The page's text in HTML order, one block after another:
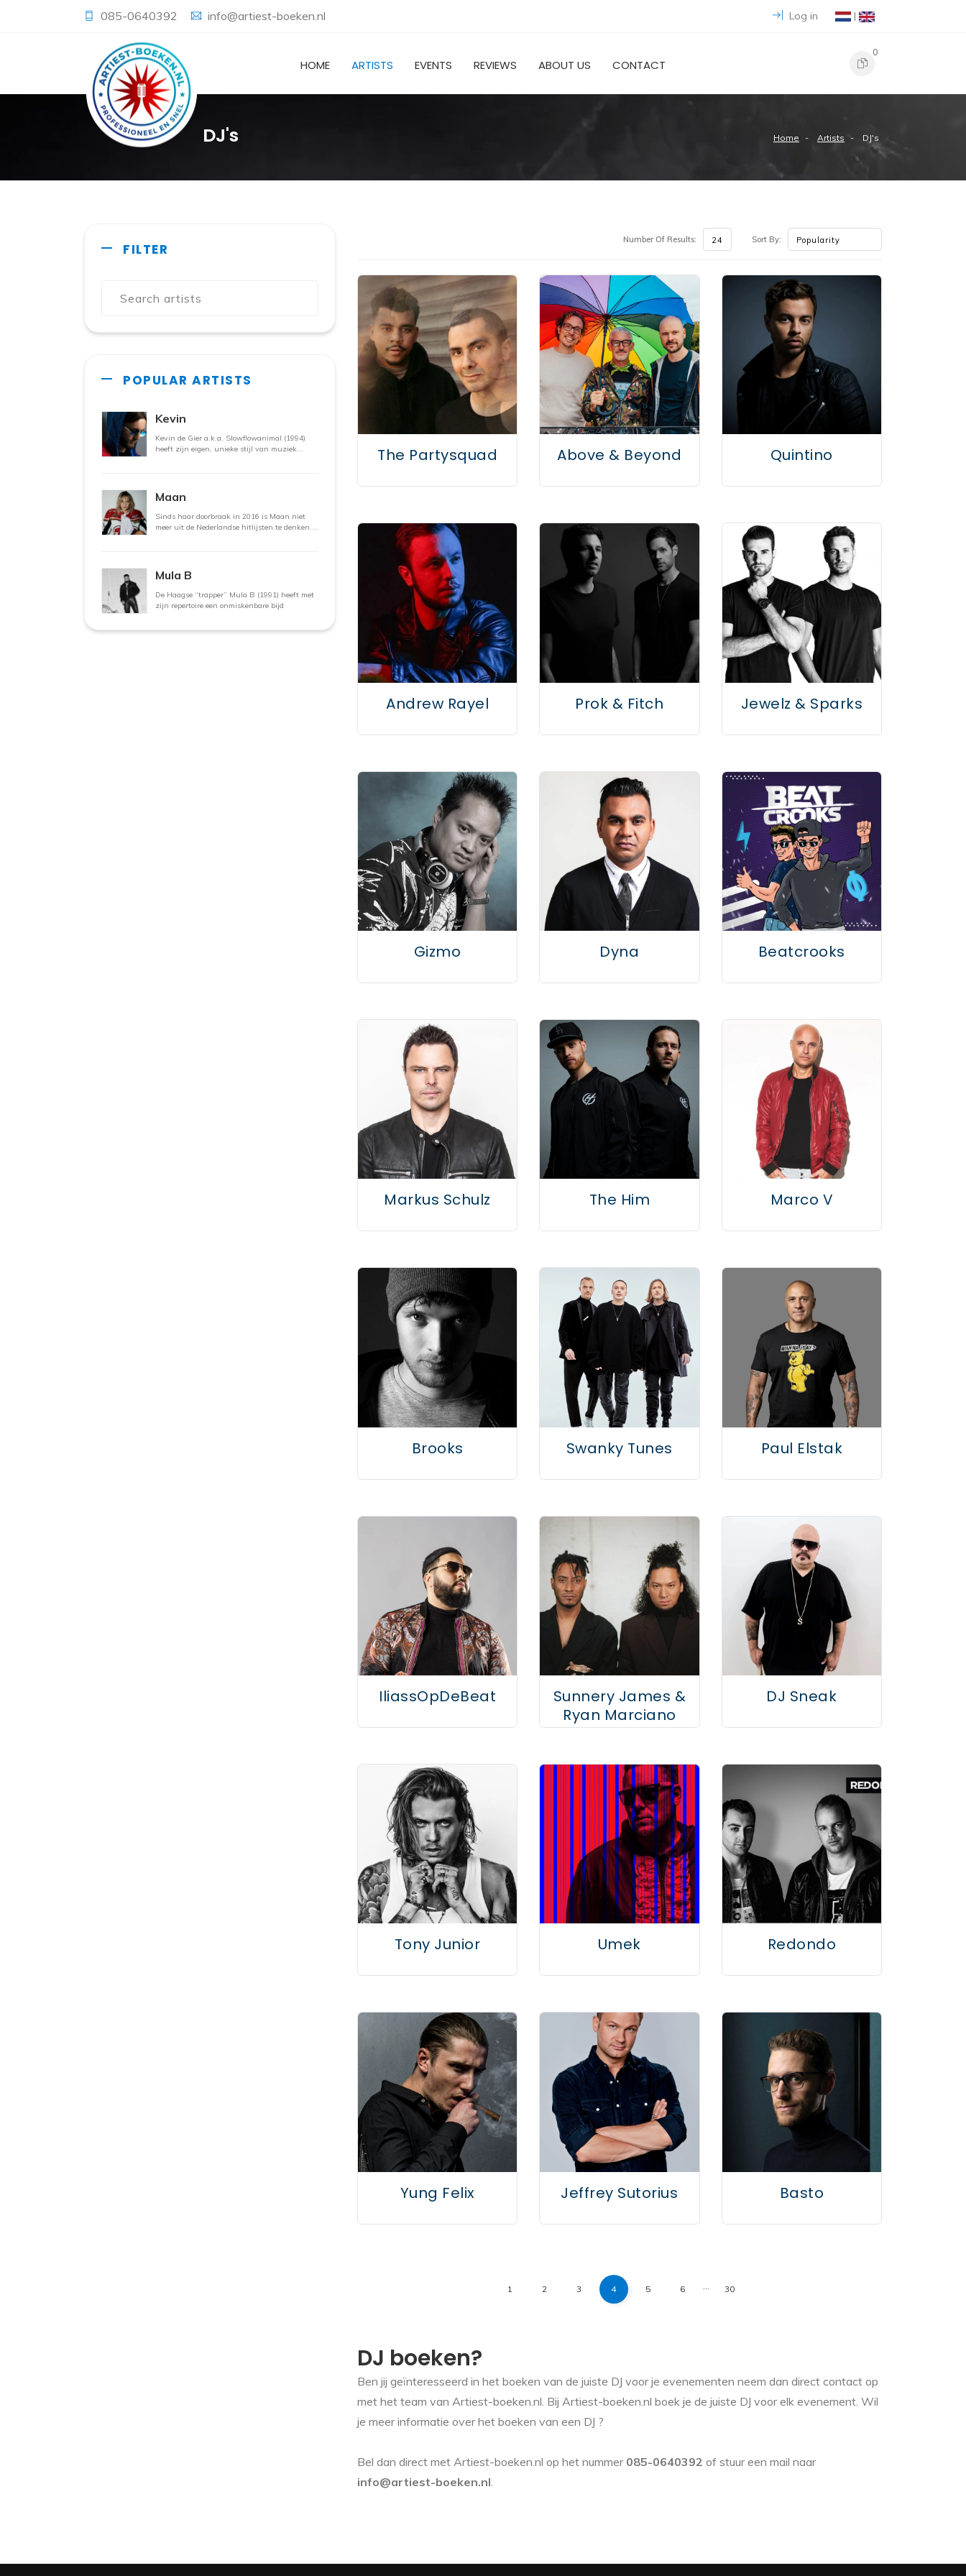
085-0640392 info@artiest-boeken.nl Log in |
HOME ARTISTS EVENTS REVIEWS ABOUT US CONTACT
0
DJ's Home Artists DJ's
FILTER
POPULAR ARTISTS
Kevin
Kevin de Gier a.k.a. Slowflowanimal (1994)
heeft zijn eigen, unieke stijl van muziek
Maan
Sinds haar doorbraak in 2016 is Maan niet
meer uit de Nederlandse hitlijsten te denken.
Mula B
De Haagse “trapper” Mula B (1991) heeft met
zijn repertoire een onmiskenbare bijd
Number Of Results: Sort By:
The Partysquad Above & Beyond Quintino
Andrew Rayel Prok & Fitch Jewelz & Sparks
Gizmo Dyna Beatcrooks
Markus Schulz The Him Marco V
Brooks Swanky Tunes Paul Elstak
IliassOpDeBeat
Sunnery James &
Ryan Marciano
DJ Sneak
Tony Junior Umek Redondo
Yung Felix Jeffrey Sutorius Basto
1 2 3 4 5 6 30
DJ boeken?
Ben jij geïnteresseerd in het boeken van de juiste DJ voor je evenementen neem dan direct contact op
met het team van Artiest-boeken.nl. Bij Artiest-boeken.nl boek je de juiste DJ voor elk evenement. Wil
je meer informatie over het boeken van een DJ ?
Bel dan direct met Artiest-boeken.nl op het nummer 085-0640392 of stuur een mail naar
info@artiest-boeken.nl